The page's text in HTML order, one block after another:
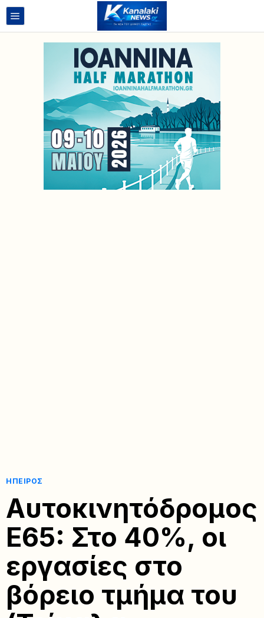
ΉΠΕΙΡΟΣ
Αυτοκινητόδρομος
Ε65: Στο 40%, οι
εργασίες στο
βόρειο τμήμα του